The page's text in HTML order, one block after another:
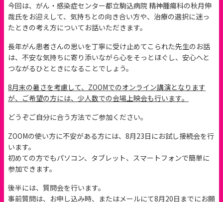
今回は、がん・感染症センター都立駒込病院 精神腫瘍科の秋月伸
哉氏をお迎えして、気持ちとの向き合い方や、治療の選択に迷っ
たときの考え方についてお話いただきます。
長年がん患者さんの思いを丁寧に受け止めてこられた先生のお話
は、不安な気持ちに寄り添いながら心をそっとほぐし、安心へと
つながるひとときになることでしょう。
8月末の暑さを考慮して、ZOOMでのオンライン講演となります
が、ご希望の方には、少人数での会場上映会も行います。
どうぞご自分に合う方法でご参加ください。
ZOOMの使い方に不安がある方には、8月23日にお試し接続会を行
います。
初めての方でもパソコン、タブレット、スマートフォンで簡単に
参加できます。
後半には、質問会を行います。
事前質問は、お申し込み時、またはメールにて8月20日までにお願